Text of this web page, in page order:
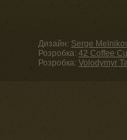
Дизайн: Serge
Розробка: 42 Coffee
Розробка: Volodymyr